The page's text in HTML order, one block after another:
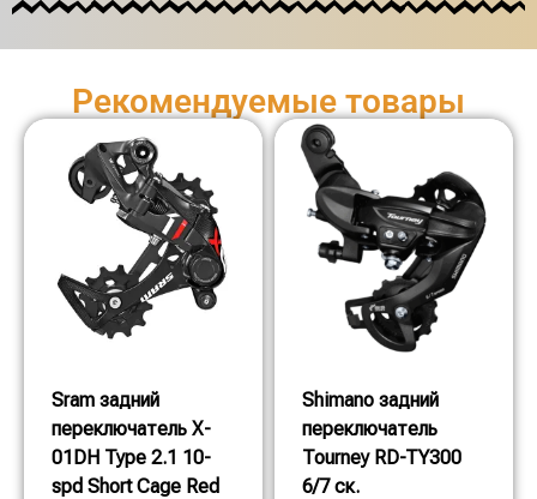
Рекомендуемые товары
Sram задний
переключатель X-
01DH Type 2.1 10-
spd Short Cage Red
Shimano задний
переключатель
Tourney RD-TY300
6/7 ск.